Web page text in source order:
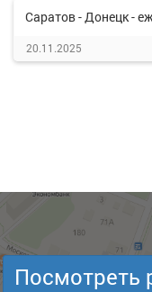
Саратов - Донецк -
20.11.2025
Посмотреть